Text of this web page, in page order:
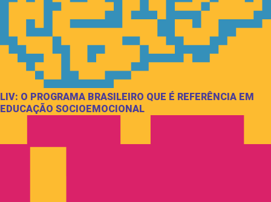
LIV: O PROGRAMA BRASILEIRO QUE É REFERÊNCIA EM
EDUCAÇÃO SOCIOEMOCIONAL